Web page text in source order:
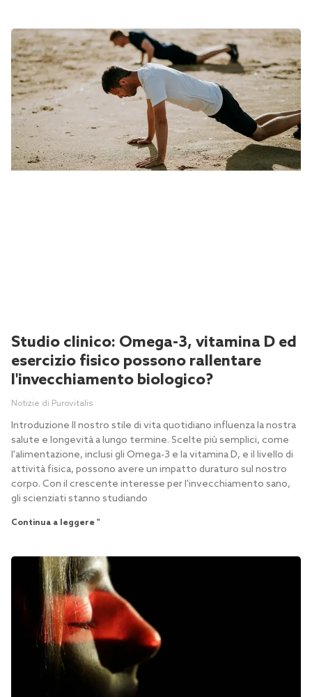
Studio clinico: Omega-3, vitamina D ed
esercizio fisico possono rallentare
l'invecchiamento biologico?
Notizie di Purovitalis
Introduzione Il nostro stile di vita quotidiano influenza la nostra
salute e longevità a lungo termine. Scelte più semplici, come
l'alimentazione, inclusi gli Omega-3 e la vitamina D, e il livello di
attività fisica, possono avere un impatto duraturo sul nostro
corpo. Con il crescente interesse per l'invecchiamento sano,
gli scienziati stanno studiando
Continua a leggere "